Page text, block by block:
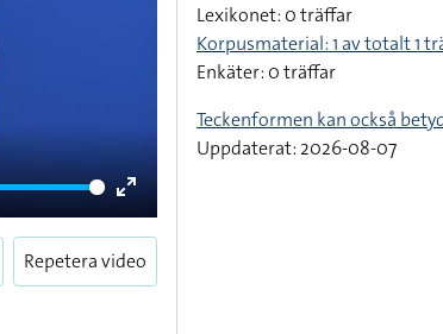
Enter
fullscreen
Repetera video
Lexikonet: 0 träffar
Korpusmaterial: 1 av totalt 1
Enkäter: 0 träffar
Teckenformen kan också
Uppdaterat: 2026-08-07